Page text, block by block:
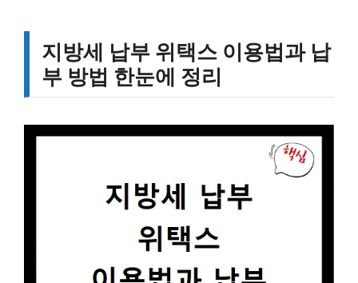
지방세 납부 위택스 이용법과 납
부 방법 한눈에 정리